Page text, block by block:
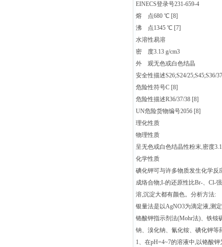
EINECS登录号231-659-4
熔 点680 ℃ [8]
沸 点1345 ℃ [7]
水溶性易溶
密 度3.13 g/cm3
外 观无色或白色结晶
安全性描述S26;S24/25;S45;S36/
危险性符号C [8]
危险性描述R36/37/38 [8]
UN危险货物编号2056 [8]
理化性质
物理性质
呈无色或白色结晶性粉末,密度
化学性质
碘化钾可与许多物质发生化学
成络合物;I-的还原性比Br-、Cl-
溶,沉淀大都有颜色。分析方法:
银量法是以AgNO3为滴定液,测
铬酸钾指示剂法(Mohr法)、铁铵
钠、溴化钠、氰化铵、碘化钾等
1、在pH=4~7的溶液中,以铬酸